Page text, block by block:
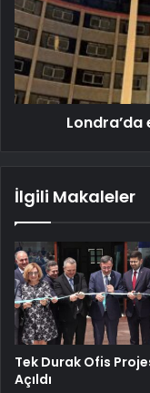
Londra’da
İlgili Makaleler
Tek Durak Ofis
Açıldı